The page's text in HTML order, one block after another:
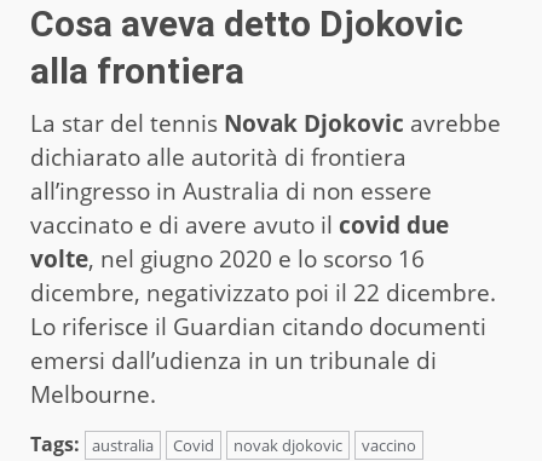
Cosa aveva detto Djokovic
alla frontiera
La star del tennis Novak Djokovic avrebbe
dichiarato alle autorità di frontiera
all’ingresso in Australia di non essere
vaccinato e di avere avuto il covid due
volte, nel giugno 2020 e lo scorso 16
dicembre, negativizzato poi il 22 dicembre.
Lo riferisce il Guardian citando documenti
emersi dall’udienza in un tribunale di
Melbourne.
Tags: australia Covid novak djokovic vaccino